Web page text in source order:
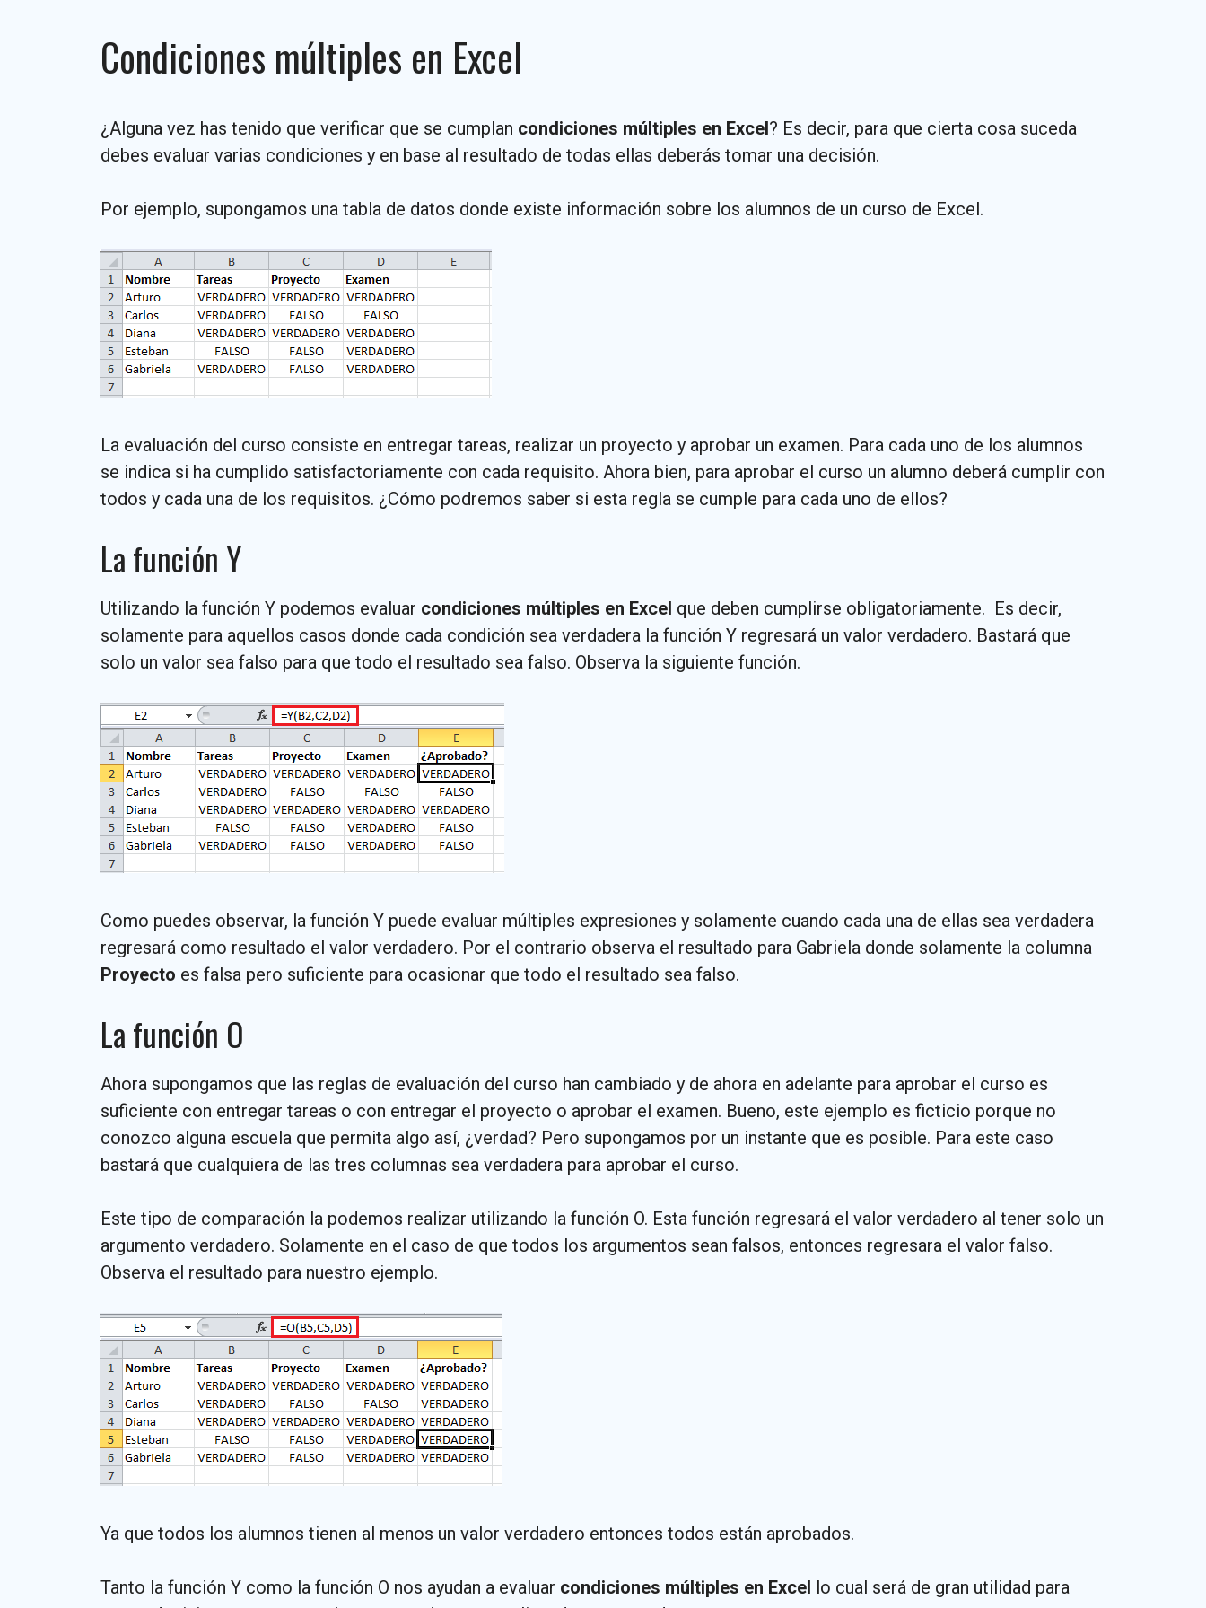
Condiciones múltiples en Excel
¿Alguna vez has tenido que verificar que se cumplan condiciones múltiples en Excel? Es decir, para que cierta cosa suceda
debes evaluar varias condiciones y en base al resultado de todas ellas deberás tomar una decisión.
Por ejemplo, supongamos una tabla de datos donde existe información sobre los alumnos de un curso de Excel.
La evaluación del curso consiste en entregar tareas, realizar un proyecto y aprobar un examen. Para cada uno de los alumnos
se indica si ha cumplido satisfactoriamente con cada requisito. Ahora bien, para aprobar el curso un alumno deberá cumplir con
todos y cada una de los requisitos. ¿Cómo podremos saber si esta regla se cumple para cada uno de ellos?
La función Y
Utilizando la función Y podemos evaluar condiciones múltiples en Excel que deben cumplirse obligatoriamente. Es decir,
solamente para aquellos casos donde cada condición sea verdadera la función Y regresará un valor verdadero. Bastará que
solo un valor sea falso para que todo el resultado sea falso. Observa la siguiente función.
Como puedes observar, la función Y puede evaluar múltiples expresiones y solamente cuando cada una de ellas sea verdadera
regresará como resultado el valor verdadero. Por el contrario observa el resultado para Gabriela donde solamente la columna
Proyecto es falsa pero suficiente para ocasionar que todo el resultado sea falso.
La función O
Ahora supongamos que las reglas de evaluación del curso han cambiado y de ahora en adelante para aprobar el curso es
suficiente con entregar tareas o con entregar el proyecto o aprobar el examen. Bueno, este ejemplo es ficticio porque no
conozco alguna escuela que permita algo así, ¿verdad? Pero supongamos por un instante que es posible. Para este caso
bastará que cualquiera de las tres columnas sea verdadera para aprobar el curso.
Este tipo de comparación la podemos realizar utilizando la función O. Esta función regresará el valor verdadero al tener solo un
argumento verdadero. Solamente en el caso de que todos los argumentos sean falsos, entonces regresara el valor falso.
Observa el resultado para nuestro ejemplo.
Ya que todos los alumnos tienen al menos un valor verdadero entonces todos están aprobados.
Tanto la función Y como la función O nos ayudan a evaluar condiciones múltiples en Excel lo cual será de gran utilidad para